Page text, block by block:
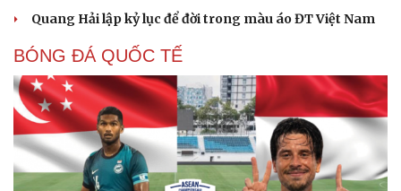
Cải chính
Quang Hải lập kỷ lục để đời trong màu áo ĐT Việt Nam
BÓNG ĐÁ QUỐC TẾ